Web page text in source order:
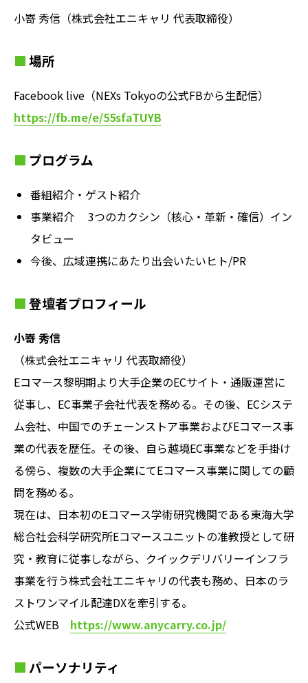
小嵜 秀信（株式会社エニキャリ 代表取締役）
場所
Facebook live（NEXs Tokyoの公式FBから生配信）
https://fb.me/e/55sfaTUYB
プログラム
番組紹介・ゲスト紹介
事業紹介 3つのカクシン（核心・革新・確信）イン
タビュー
今後、広域連携にあたり出会いたいヒト/PR
登壇者プロフィール
小嵜 秀信
（株式会社エニキャリ 代表取締役）
Eコマース黎明期より大手企業のECサイト・通販運営に
従事し、EC事業子会社代表を務める。その後、ECシステ
ム会社、中国でのチェーンストア事業およびEコマース事
業の代表を歴任。その後、自ら越境EC事業などを手掛け
る傍ら、複数の大手企業にてEコマース事業に関しての顧
問を務める。
現在は、日本初のEコマース学術研究機関である東海大学
総合社会科学研究所Eコマースユニットの准教授として研
究・教育に従事しながら、クイックデリバリーインフラ
事業を行う株式会社エニキャリの代表も務め、日本のラ
ストワンマイル配達DXを牽引する。
公式WEB https://www.anycarry.co.jp/
パーソナリティ